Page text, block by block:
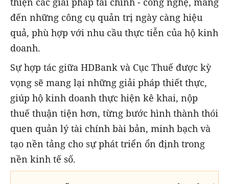
đến những công cụ quản trị ngày càng hiệu
quả, phù hợp với nhu cầu thực tiễn của hộ kinh
doanh.
Sự hợp tác giữa HDBank và Cục Thuế được kỳ
vọng sẽ mang lại những giải pháp thiết thực,
giúp hộ kinh doanh thực hiện kê khai, nộp
thuế thuận tiện hơn, từng bước hình thành thói
quen quản lý tài chính bài bản, minh bạch và
tạo nền tảng cho sự phát triển ổn định trong
nền kinh tế số.